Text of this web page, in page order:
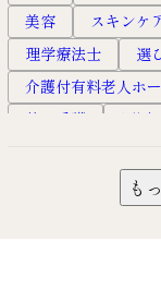
美容
スキンケ
理学療法士
選
介護付有料老人ホ
訪問看護
原因
も